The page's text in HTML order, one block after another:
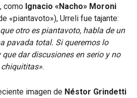
como Ignacio «Nacho» Moroni
«piantavoto»), Urreli fue tajante:
otro es piantavoto, habla de un
pavada total. Si queremos lo
dar discusiones en serio y no
.
imagen de Néstor Grindetti